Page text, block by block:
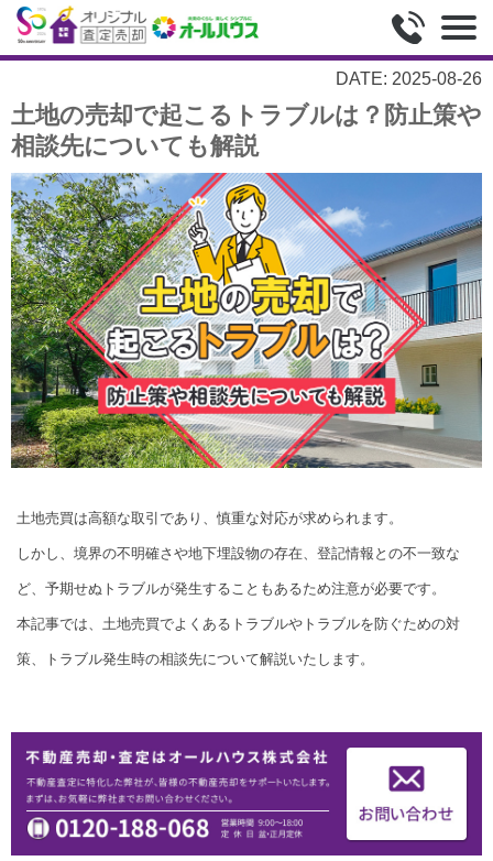
DATE: 2025-08-26
土地の売却で起こるトラブルは？防止策や
相談先についても解説
土地売買は高額な取引であり、慎重な対応が求められます。
しかし、境界の不明確さや地下埋設物の存在、登記情報との不一致な
ど、予期せぬトラブルが発生することもあるため注意が必要です。
本記事では、土地売買でよくあるトラブルやトラブルを防ぐための対
策、トラブル発生時の相談先について解説いたします。